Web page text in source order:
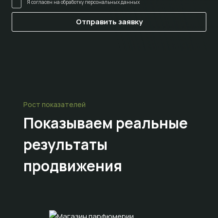
Я согласен на обработку персональных данных
Рост показателей
Показываем реальные
результаты
продвижения